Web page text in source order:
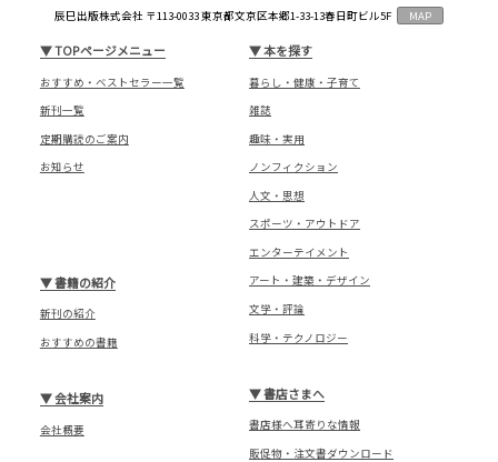
辰巳出版株式会社 〒113-0033 東京都文京区本郷1-33-13春日町ビル5F MAP
▼TOPページメニュー
おすすめ・ベストセラー一覧
新刊一覧
定期購読のご案内
お知らせ
▼本を探す
暮らし・健康・子育て
雑誌
趣味・実用
ノンフィクション
人文・思想
スポーツ・アウトドア
エンターテイメント
アート・建築・デザイン
文学・評論
科学・テクノロジー
▼書籍の紹介
新刊の紹介
おすすめの書籍
▼書店さまへ
書店様へ耳寄りな情報
販促物・注文書ダウンロード
▼会社案内
会社概要